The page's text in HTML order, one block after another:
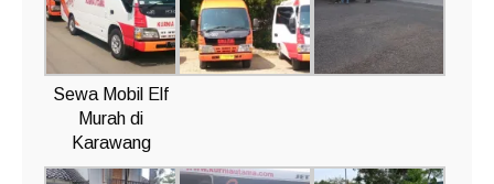
Sewa Mobil Elf
Murah di
Karawang